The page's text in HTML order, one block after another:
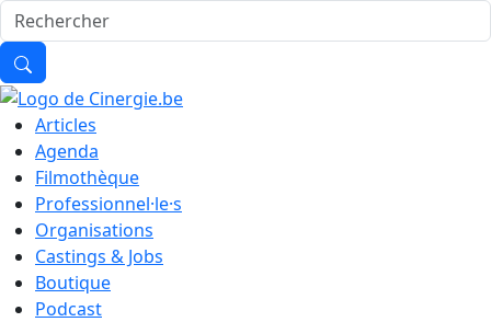
Articles
Agenda
Filmothèque
Professionnel·le·s
Organisations
Castings & Jobs
Boutique
Podcast